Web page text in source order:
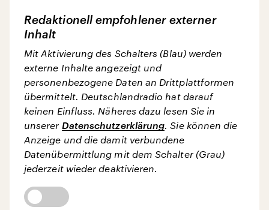
Redaktionell empfohlener externer
Inhalt
Mit Aktivierung des Schalters (Blau) werden
externe Inhalte angezeigt und
personenbezogene Daten an Drittplattformen
übermittelt. Deutschlandradio hat darauf
keinen Einfluss. Näheres dazu lesen Sie in
unserer Datenschutzerklärung. Sie können die
Anzeige und die damit verbundene
Datenübermittlung mit dem Schalter (Grau)
jederzeit wieder deaktivieren.